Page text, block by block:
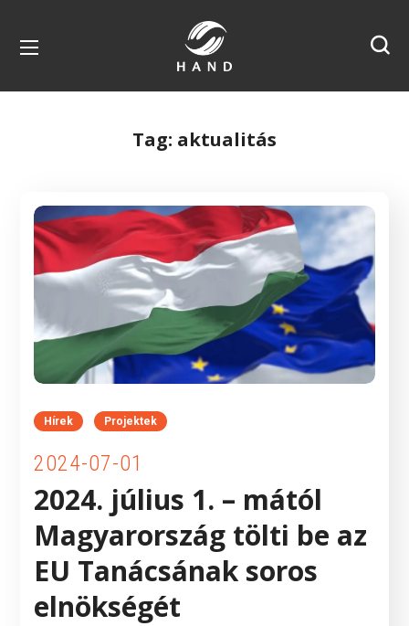
Tag: aktualitás
Hírek Projektek
2024-07-01
2024. július 1. – mától
Magyarország tölti be az
EU Tanácsának soros
elnökségét